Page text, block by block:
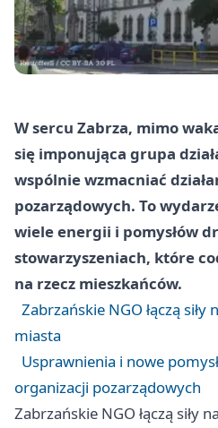
W sercu Zabrza, mimo
się imponująca grupa
wspólnie wzmacniać
pozarządowych. To
wiele energii i pomysłów
stowarzyszeniach, które
na rzecz mieszkańców.
Zabrzańskie NGO łączą
miasta
Usprawnienia i nowe
organizacji pozarządowych
Zabrzańskie NGO łączą siły